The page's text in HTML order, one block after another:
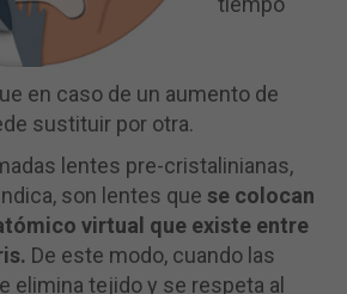
en caso de un aumento de
sustituir por otra.
lentes pre-cristalinianas,
son lentes que se colocan
virtual que existe entre
De este modo, cuando las
elimina tejido y se respeta al